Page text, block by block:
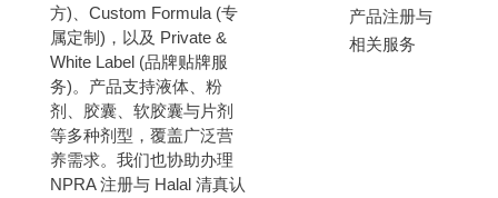
方)、Custom Formula (专
属定制)，以及 Private &
White Label (品牌贴牌服
务)。 产品支持液体、粉
剂、胶囊、软胶囊与片剂
等多种剂型，覆盖广泛营
养需求。我们也协助办理
NPRA 注册与 Halal 清真认
产品注册与
相关服务